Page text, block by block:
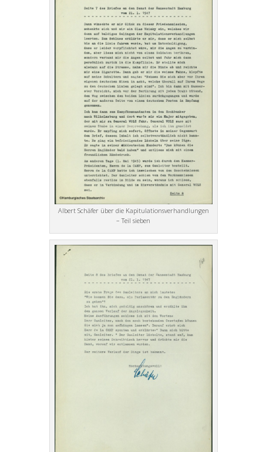
Albert Schäfer über die Kapitulationsverhandlungen
– Teil sieben